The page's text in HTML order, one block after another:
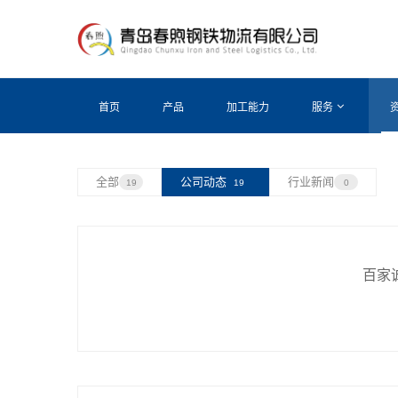
首页 产品 加工能力 服务
全部 19 公司动态 19 行业新闻 0
百家